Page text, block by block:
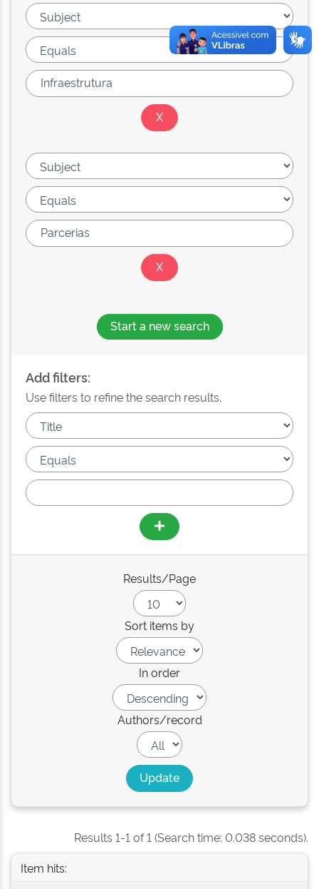
Start a new search
Add filters:
Use filters to refine the search results.
Results/Page
Sort items by
In order
Authors/record
Results 1-1 of 1 (Search time: 0.038 seconds).
Item hits: